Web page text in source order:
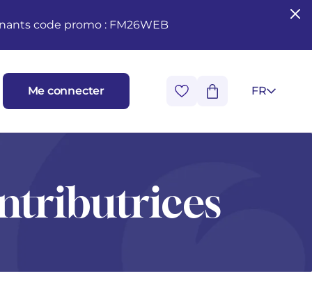
code promo : FM26WEB
Me connecter FR